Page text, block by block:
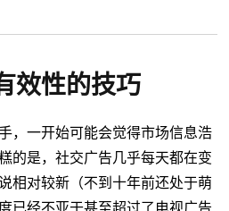
效性的技巧
，一开始可能会觉得市场信息浩
的是，社交广告几乎每天都在变
相对较新（不到十年前还处于萌